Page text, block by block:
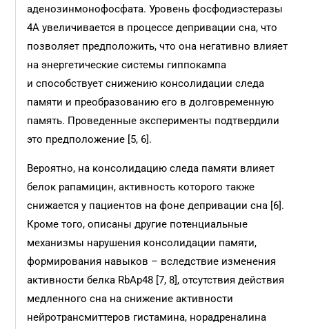
аденозинмонофосфата. Уровень фосфодиэстеразы
4А увеличивается в процессе депривации сна, что
позволяет предположить, что она негативно влияет
на энергетические системы гиппокампа
и способствует снижению консолидации следа
памяти и преобразованию его в долговременную
память. Проведенные эксперименты подтвердили
это предположение [5, 6].
Вероятно, на консолидацию следа памяти влияет
белок рапамицин, активность которого также
снижается у пациентов на фоне депривации сна [6].
Кроме того, описаны другие потенциальные
механизмы нарушения консолидации памяти,
формирования навыков – вследствие изменения
активности белка RbAp48 [7, 8], отсутствия действия
медленного сна на снижение активности
нейротрансмиттеров гистамина, норадреналина